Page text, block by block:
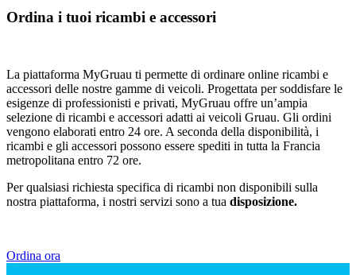
Ordina i tuoi ricambi e accessori
La piattaforma MyGruau ti permette di ordinare online ricambi e
accessori delle nostre gamme di veicoli. Progettata per soddisfare le
esigenze di professionisti e privati, MyGruau offre un’ampia
selezione di ricambi e accessori adatti ai veicoli Gruau. Gli ordini
vengono elaborati entro 24 ore. A seconda della disponibilità, i
ricambi e gli accessori possono essere spediti in tutta la Francia
metropolitana entro 72 ore.
Per qualsiasi richiesta specifica di ricambi non disponibili sulla
nostra piattaforma, i nostri servizi sono a tua disposizione.
Ordina ora